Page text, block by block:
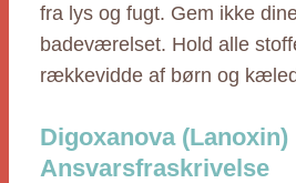
fra lys og fugt. Gem ikke
badeværelset. Hold alle
rækkevidde af børn og
Digoxanova (Lanoxin)
Ansvarsfraskrivelse